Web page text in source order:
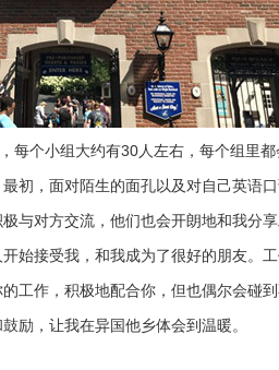
个小组大约有30人左右，每个组里
初，面对陌生的面孔以及对自己英语
与对方交流，他们也会开朗地和我分
始接受我，和我成为了很好的朋友。
工作，积极地配合你，但也偶尔会碰
励，让我在异国他乡体会到温暖。